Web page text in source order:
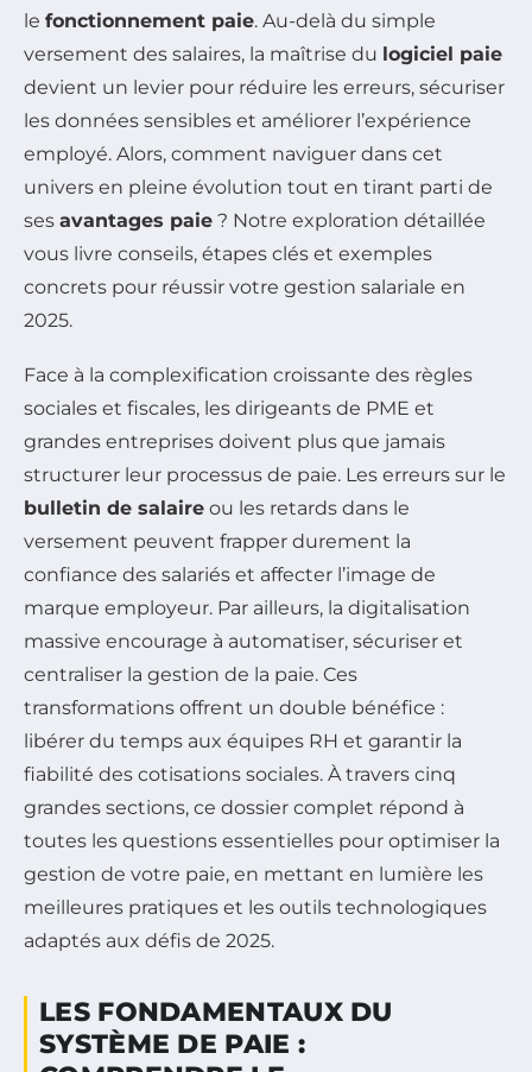
le fonctionnement paie. Au-delà du simple
versement des salaires, la maîtrise du logiciel paie
devient un levier pour réduire les erreurs, sécuriser
les données sensibles et améliorer l’expérience
employé. Alors, comment naviguer dans cet
univers en pleine évolution tout en tirant parti de
ses avantages paie ? Notre exploration détaillée
vous livre conseils, étapes clés et exemples
concrets pour réussir votre gestion salariale en
2025.
Face à la complexification croissante des règles
sociales et fiscales, les dirigeants de PME et
grandes entreprises doivent plus que jamais
structurer leur processus de paie. Les erreurs sur le
bulletin de salaire ou les retards dans le
versement peuvent frapper durement la
confiance des salariés et affecter l’image de
marque employeur. Par ailleurs, la digitalisation
massive encourage à automatiser, sécuriser et
centraliser la gestion de la paie. Ces
transformations offrent un double bénéfice :
libérer du temps aux équipes RH et garantir la
fiabilité des cotisations sociales. À travers cinq
grandes sections, ce dossier complet répond à
toutes les questions essentielles pour optimiser la
gestion de votre paie, en mettant en lumière les
meilleures pratiques et les outils technologiques
adaptés aux défis de 2025.
LES FONDAMENTAUX DU
SYSTÈME DE PAIE :